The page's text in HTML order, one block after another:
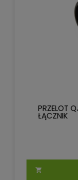
PRZELOT
ŁĄCZNIK